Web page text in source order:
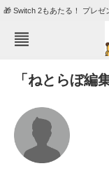
🎁 Switch 2もあたる！ プレゼ
TOP
エンタメ
グルメ
住まい
「ねとらぼ編